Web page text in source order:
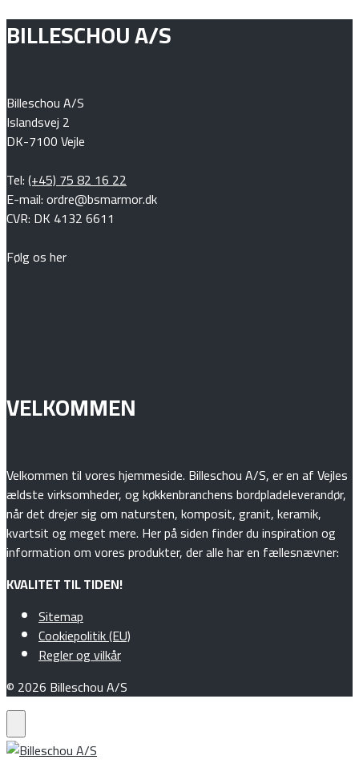
BILLESCHOU A/S
Billeschou A/S
Islandsvej 2
DK-7100 Vejle
Tel:(+45) 75 82 16 22
E-mail: ordre@bsmarmor.dk
CVR: DK 4132 6611
Følg os her
VELKOMMEN
Velkommen til vores hjemmeside. Billeschou A/S, er en af Vejles
ældste virksomheder, og køkkenbranchens bordpladeleverandør,
når det drejer sig om natursten, komposit, granit, keramik,
kvartsit og meget mere. Her på siden finder du inspiration og
information om vores produkter, der alle har en fællesnævner:
KVALITET TIL TIDEN!
Sitemap
Cookiepolitik (EU)
Regler og vilkår
© 2026 Billeschou A/S